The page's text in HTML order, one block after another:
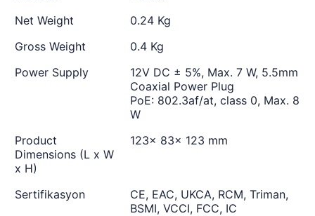
Net Weight
0.24 Kg
Gross Weight
0.4 Kg
Power Supply
12V DC ± 5%, Max. 7 W, 5.5mm
Coaxial Power Plug
PoE: 802.3af/at, class 0, Max. 8
W
Product
Dimensions (L x W
x H)
123× 83× 123 mm
Sertifikasyon
CE, EAC, UKCA, RCM, Triman,
BSMI, VCCI, FCC, IC